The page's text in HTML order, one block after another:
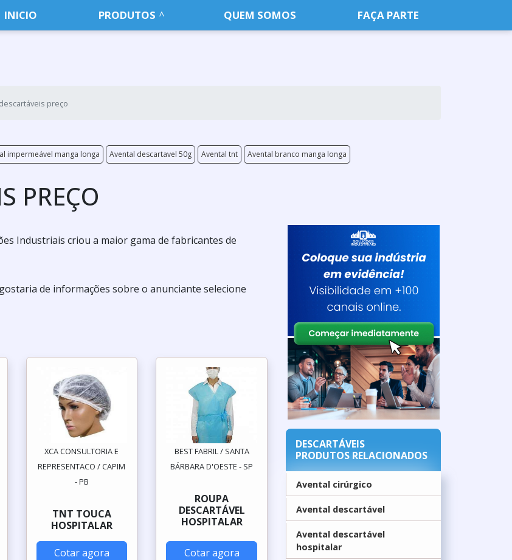
INICIO PRODUTOS QUEM SOMOS FAÇA PARTE
preço
impermeável manga longa Avental descartavel 50g Avental tnt Avental branco manga longa
PREÇO
Industriais criou a maior gama de fabricantes de
de informações sobre o anunciante selecione
XCA CONSULTORIA E
REPRESENTACO / CAPIM
- PB
TNT TOUCA
HOSPITALAR
Cotar agora
BEST FABRIL / SANTA
BÁRBARA D'OESTE - SP
ROUPA
DESCARTÁVEL
HOSPITALAR
Cotar agora
DESCARTÁVEIS
PRODUTOS RELACIONADOS
Avental cirúrgico
Avental descartável
Avental descartável
hospitalar